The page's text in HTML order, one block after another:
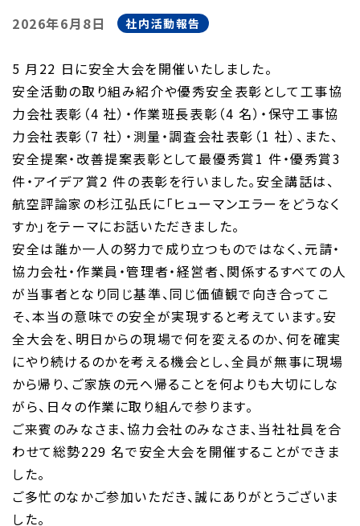
2026年6月8日 社内活動報告
5 月22 日に安全大会を開催いたしました。
安全活動の取り組み紹介や優秀安全表彰として工事協
力会社表彰（4 社）・作業班長表彰（4 名）・保守工事協
力会社表彰（7 社）・測量・調査会社表彰（1 社）、また、
安全提案・改善提案表彰として最優秀賞1 件・優秀賞3
件・アイデア賞2 件の表彰を行いました。安全講話は、
航空評論家の杉江弘氏に「ヒューマンエラーをどうなく
すか」をテーマにお話いただきました。
安全は誰か一人の努力で成り立つものではなく、元請・
協力会社・作業員・管理者・経営者、関係するすべての人
が当事者となり同じ基準、同じ価値観で向き合ってこ
そ、本当の意味での安全が実現すると考えています。安
全大会を、明日からの現場で何を変えるのか、何を確実
にやり続けるのかを考える機会とし、全員が無事に現場
から帰り、ご家族の元へ帰ることを何よりも大切にしな
がら、日々の作業に取り組んで参ります。
ご来賓のみなさま、協力会社のみなさま、当社社員を合
わせて総勢229 名で安全大会を開催することができま
した。
ご多忙のなかご参加いただき、誠にありがとうございま
した。